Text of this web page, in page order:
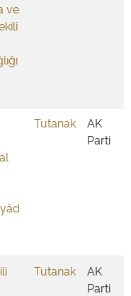
ve
Tutanak
AK
Parti
Tutanak
AK
Parti